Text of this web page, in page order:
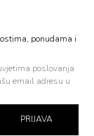
ponudama i
poslovanja
email adresu u
PRIJAVA